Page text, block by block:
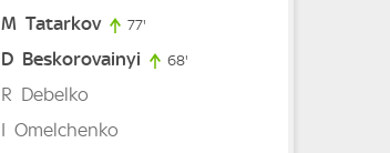
M Tatarkov 77'
D Beskorovainyi 68'
R Debelko
I Omelchenko